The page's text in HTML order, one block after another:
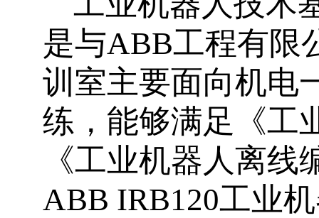
是与ABB工程有限
训室主要面向机电
练，能够满足《工
《工业机器人离
ABB IRB120工业